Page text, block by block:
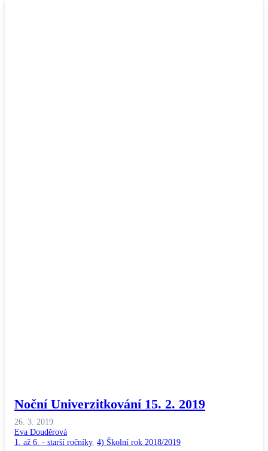
Noční Univerzitkování 15. 2. 2019
26. 3. 2019
Eva Douděrová
1. až 6. - starší ročníky, 4) Školní rok 2018/2019